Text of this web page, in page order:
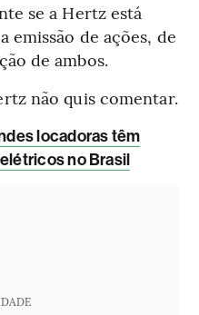
se a Hertz está
emissão de ações, de
de ambos.
não quis comentar.
locadoras têm
no Brasil